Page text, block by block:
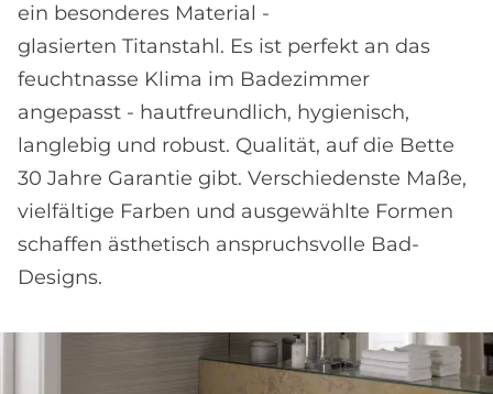
ein besonderes Material -
glasierten Titanstahl. Es ist perfekt an das
feuchtnasse Klima im Badezimmer
angepasst - hautfreundlich, hygienisch,
langlebig und robust. Qualität, auf die Bette
30 Jahre Garantie gibt. Verschiedenste Maße,
vielfältige Farben und ausgewählte Formen
schaffen ästhetisch anspruchsvolle Bad-
Designs.